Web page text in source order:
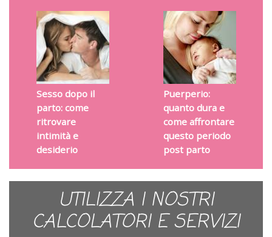
Sesso dopo il
parto: come
ritrovare
intimità e
desiderio
Puerperio:
quanto dura e
come affrontare
questo periodo
post parto
UTILIZZA I NOSTRI
CALCOLATORI E SERVIZI